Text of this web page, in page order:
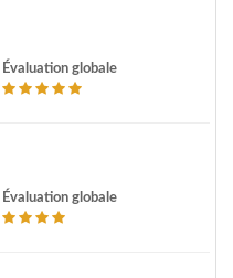
Évaluation globale
Évaluation globale